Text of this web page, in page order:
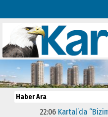
22:06 Kartal’da “Bizim